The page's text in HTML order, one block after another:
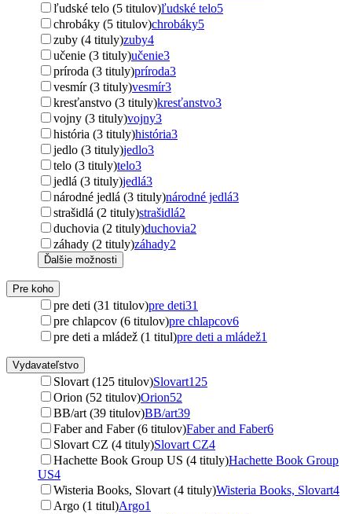
ľudské telo (5 titulov)ľudské telo5
chrobáky (5 titulov)chrobáky5
zuby (4 tituly)zuby4
učenie (3 tituly)učenie3
príroda (3 tituly)príroda3
vesmír (3 tituly)vesmír3
kresťanstvo (3 tituly)kresťanstvo3
vojny (3 tituly)vojny3
história (3 tituly)história3
jedlo (3 tituly)jedlo3
telo (3 tituly)telo3
jedlá (3 tituly)jedlá3
národné jedlá (3 tituly)národné jedlá3
strašidlá (2 tituly)strašidlá2
duchovia (2 tituly)duchovia2
záhady (2 tituly)záhady2
Ďalšie možnosti
Pre koho
pre deti (31 titulov)pre deti31
pre chlapcov (6 titulov)pre chlapcov6
pre deti a mládež (1 titul)pre deti a mládež1
Vydavateľstvo
Slovart (125 titulov)Slovart125
Orion (52 titulov)Orion52
BB/art (39 titulov)BB/art39
Faber and Faber (6 titulov)Faber and Faber6
Slovart CZ (4 tituly)Slovart CZ4
Hachette Book Group US (4 tituly)Hachette Book Group
US4
Wisteria Books, Slovart (4 tituly)Wisteria Books, Slovart4
Argo (1 titul)Argo1